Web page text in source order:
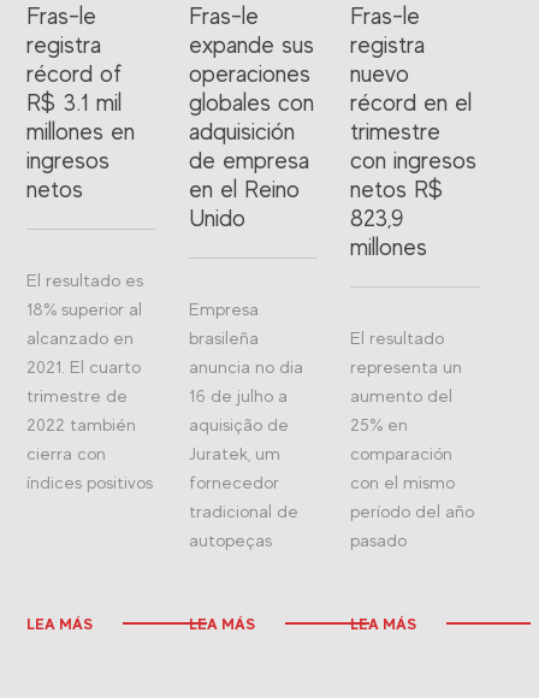
Fras-le
registra
récord of
R$ 3.1 mil
millones en
ingresos
netos
El resultado es
18% superior al
alcanzado en
2021. El cuarto
trimestre de
2022 también
cierra con
índices positivos
LEA MÁS
Fras-le
expande sus
operaciones
globales con
adquisición
de empresa
en el Reino
Unido
Empresa
brasileña
anuncia no dia
16 de julho a
aquisição de
Juratek, um
fornecedor
tradicional de
autopeças
LEA MÁS
Fras-le
registra
nuevo
récord en el
trimestre
con ingresos
netos R$
823,9
millones
El resultado
representa un
aumento del
25% en
comparación
con el mismo
período del año
pasado
LEA MÁS